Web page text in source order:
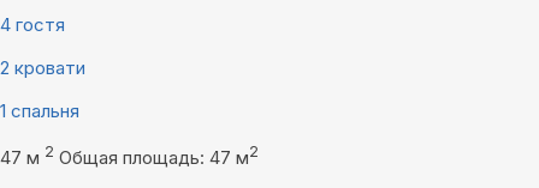
4 гостя
2 кровати
1 спальня
47 м 2 Общая площадь: 47 м2